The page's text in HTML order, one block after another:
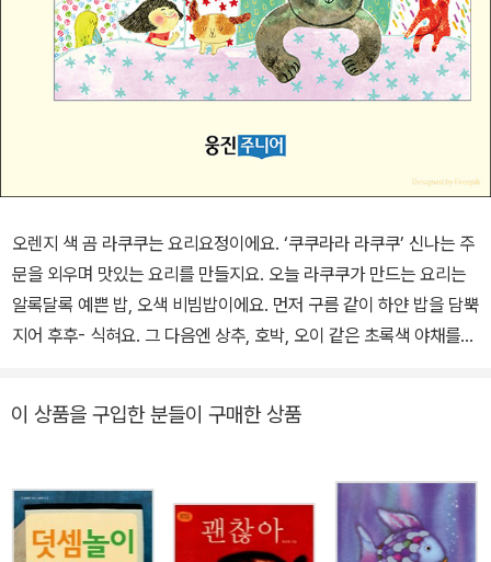
오렌지 색 곰 라쿠쿠는 요리요정이에요. ‘쿠쿠라라 라쿠쿠’ 신나는 주
문을 외우며 맛있는 요리를 만들지요. 오늘 라쿠쿠가 만드는 요리는
알록달록 예쁜 밥, 오색 비빔밥이에요. 먼저 구름 같이 하얀 밥을 담뿍
지어 후후- 식혀요. 그 다음엔 상추, 호박, 오이 같은 초록색 야채를
완성되지요. 그런데 이렇게 맛있는 비빔밥을 누구랑 먹을까요? 마침
게 비벼요. 알록달록 예쁜 밥, 오색 비빔밥! 친구랑 나눠 먹으면 더 맛
있답니다. *이 책의 요리요정 라쿠쿠는 衣. 食. 住. 學. 樂 다섯 가지
주제로 진행된 2009년 광주디자인비엔날레 중 食 부문 키즈 부스의
이 상품을 구입한 분들이 구매한 상품